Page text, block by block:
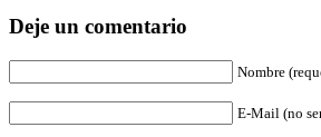
Deje un comentario
Nombre
E-Mail (no